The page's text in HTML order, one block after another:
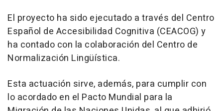
El proyecto ha sido ejecutado a través del Centro
Español de Accesibilidad Cognitiva (CEACOG) y
ha contado con la colaboración del Centro de
Normalización Lingüística.
Esta actuación sirve, además, para cumplir con
lo acordado en el Pacto Mundial para la